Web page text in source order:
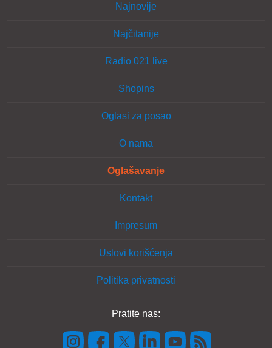
Najnovije
Najčitanije
Radio 021 live
Shopins
Oglasi za posao
O nama
Oglašavanje
Kontakt
Impresum
Uslovi korišćenja
Politika privatnosti
Pratite nas: